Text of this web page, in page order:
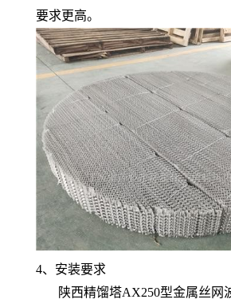
要求更高。
4、安装要求
陕西精馏塔AX250型金属丝网